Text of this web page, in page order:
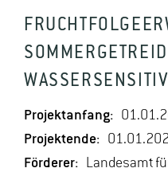
Projektanfang:
Projektende:
Förderer: Landesamt